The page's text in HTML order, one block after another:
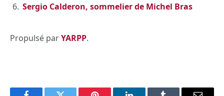
Sergio Calderon, sommelier de Michel Bras
Propulsé parYARPP.